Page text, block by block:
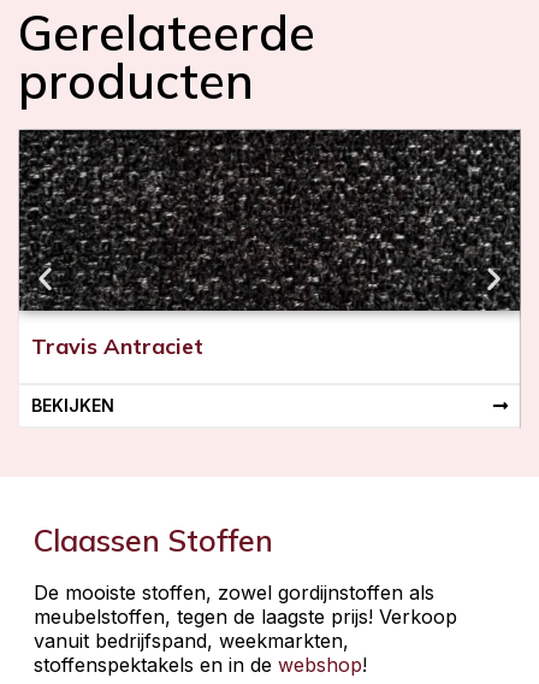
Gerelateerde
producten
Travis Antraciet
BEKIJKEN
Claassen Stoffen
De mooiste stoffen, zowel gordijnstoffen als
meubelstoffen, tegen de laagste prijs! Verkoop
vanuit bedrijfspand, weekmarkten,
stoffenspektakels en in de webshop!